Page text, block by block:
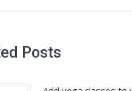
Posts